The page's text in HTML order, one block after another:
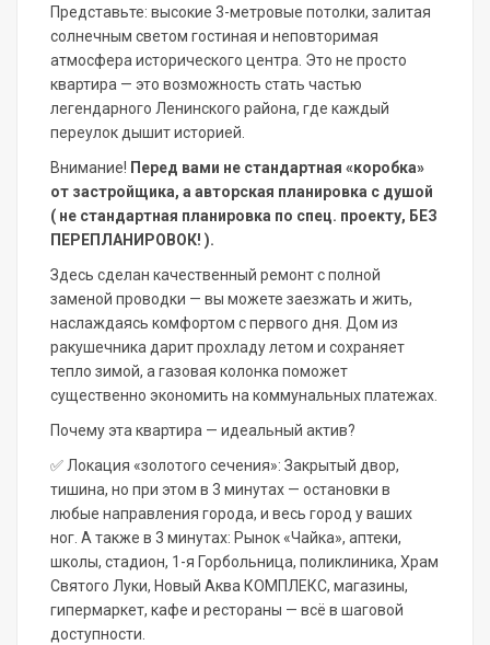
Представьте: высокие 3-метровые потолки, залитая
солнечным светом гостиная и неповторимая
атмосфера исторического центра. Это не просто
квартира — это возможность стать частью
легендарного Ленинского района, где каждый
переулок дышит историей.
Внимание! Перед вами не стандартная «коробка»
от застройщика, а авторская планировка с душой
( не стандартная планировка по спец. проекту, БЕЗ
ПЕРЕПЛАНИРОВОК! ).
Здесь сделан качественный ремонт с полной
заменой проводки — вы можете заезжать и жить,
наслаждаясь комфортом с первого дня. Дом из
ракушечника дарит прохладу летом и сохраняет
тепло зимой, а газовая колонка поможет
существенно экономить на коммунальных платежах.
Почему эта квартира — идеальный актив?
✅Локация «золотого сечения»: Закрытый двор,
тишина, но при этом в 3 минутах — остановки в
любые направления города, и весь город у ваших
ног. А также в 3 минутах: Рынок «Чайка», аптеки,
школы, стадион, 1-я Горбольница, поликлиника, Храм
Святого Луки, Новый Аква КОМПЛЕКС, магазины,
гипермаркет, кафе и рестораны — всё в шаговой
доступности.